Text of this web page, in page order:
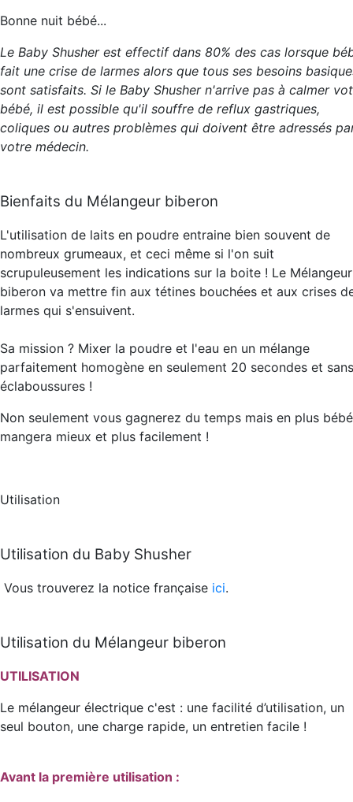
Bonne nuit bébé...
Le Baby Shusher est effectif dans 80% des cas lorsque
fait une crise de larmes alors que tous ses besoins
sont satisfaits. Si le Baby Shusher n'arrive pas à calmer
bébé, il est possible qu'il souffre de reflux gastriques,
coliques ou autres problèmes qui doivent être adressés
votre médecin.
Bienfaits du Mélangeur biberon
L'utilisation de laits en poudre entraine bien souvent de
nombreux grumeaux, et ceci même si l'on suit
scrupuleusement les indications sur la boite ! Le Mélangeur
biberon va mettre fin aux tétines bouchées et aux crises
larmes qui s'ensuivent.
Sa mission ? Mixer la poudre et l'eau en un mélange
parfaitement homogène en seulement 20 secondes et sans
éclaboussures !
Non seulement vous gagnerez du temps mais en plus bébé
mangera mieux et plus facilement !
Utilisation
Utilisation du Baby Shusher
Vous trouverez la notice française ici.
Utilisation du Mélangeur biberon
UTILISATION
Le mélangeur électrique c'est : une facilité d’utilisation, un
seul bouton, une charge rapide, un entretien facile !
Avant la première utilisation :